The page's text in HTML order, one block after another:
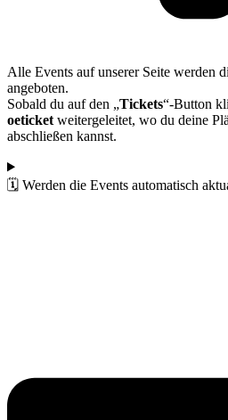
Alle Events auf unserer Seite werden
angeboten.
Sobald du auf den „Tickets“-Button
oeticketweitergeleitet, wo du deine
abschließen kannst.
🗓️ Werden die Events automatisch